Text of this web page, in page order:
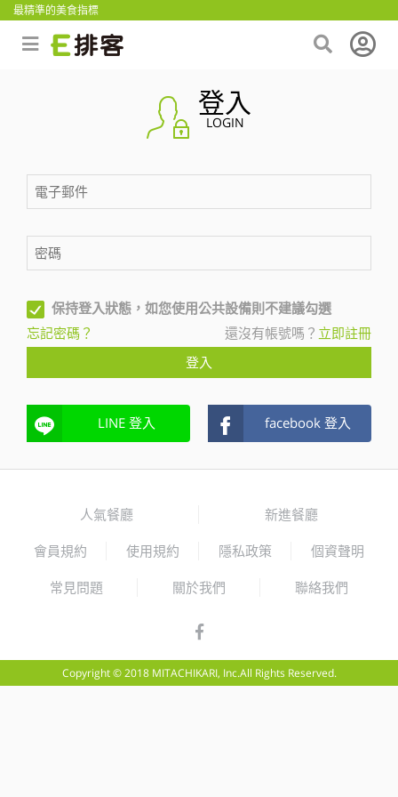
最精準的美食指標
登入
LOGIN
保持登入狀態，如您使用公共設備則不建議勾選
忘記密碼？
還沒有帳號嗎？ 立即註冊
登入
LINE 登入 facebook 登入
人氣餐廳 新進餐廳
會員規約 使用規約 隱私政策 個資聲明
常見問題 關於我們 聯絡我們
Copyright © 2018 MITACHIKARI, Inc.All Rights Reserved.